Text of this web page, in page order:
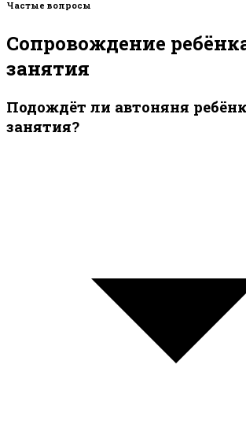
Частые вопросы
Сопровождение
занятия
Подождёт ли автоняня
занятия?